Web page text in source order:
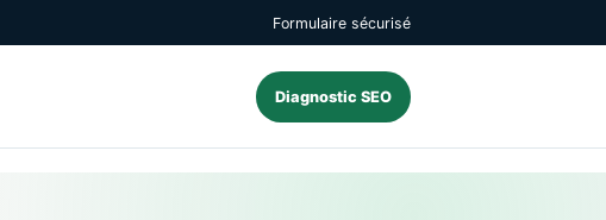
Formulaire sécurisé
Diagnostic SEO